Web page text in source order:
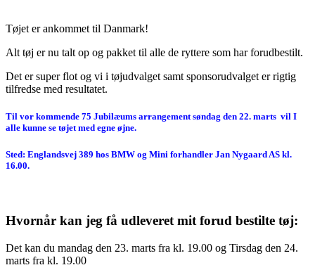
Tøjet er ankommet til Danmark!
Alt tøj er nu talt op og pakket til alle de ryttere som har forudbestilt.
Det er super flot og vi i tøjudvalget samt sponsorudvalget er rigtig
tilfredse med resultatet.
Til vor kommende 75 Jubilæums arrangement søndag den 22. marts vil I
alle kunne se tøjet med egne øjne.
Sted: Englandsvej 389 hos BMW og Mini forhandler Jan Nygaard AS kl.
16.00.
Hvornår kan jeg få udleveret mit forud bestilte tøj:
Det kan du mandag den 23. marts fra kl. 19.00 og Tirsdag den 24.
marts fra kl. 19.00